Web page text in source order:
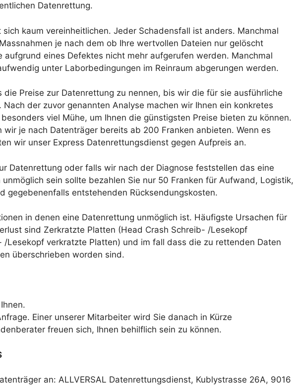
Datenrettung.
kaum vereinheitlichen. Jeder Schadensfall ist anders. Manchmal
je nach dem ob Ihre wertvollen Dateien nur gelöscht
aufgrund eines Defektes nicht mehr aufgerufen werden. Manchmal
unter Laborbedingungen im Reinraum abgerungen werden.
die Preise zur Datenrettung zu nennen, bis wir die für sie ausführliche
der zuvor genannten Analyse machen wir Ihnen ein konkretes
viel Mühe, um Ihnen die günstigsten Preise bieten zu können.
wir je nach Datenträger bereits ab 200 Franken anbieten. Wenn es
wir unser Express Datenrettungsdienst gegen Aufpreis an.
Datenrettung oder falls wir nach der Diagnose feststellen das eine
sein sollte bezahlen Sie nur 50 Franken für Aufwand, Logistik,
gegebenenfalls entstehenden Rücksendungskosten.
in denen eine Datenrettung unmöglich ist. Häufigste Ursachen für
sind Zerkratzte Platten (Head Crash Schreib- /Lesekopf
/Lesekopf verkratzte Platten) und im fall dass die zu rettenden Daten
überschrieben worden sind.
Einer unserer Mitarbeiter wird Sie danach in Kürze
freuen sich, Ihnen behilflich sein zu können.
an: ALLVERSAL Datenrettungsdienst, Kublystrasse 26A, 9016